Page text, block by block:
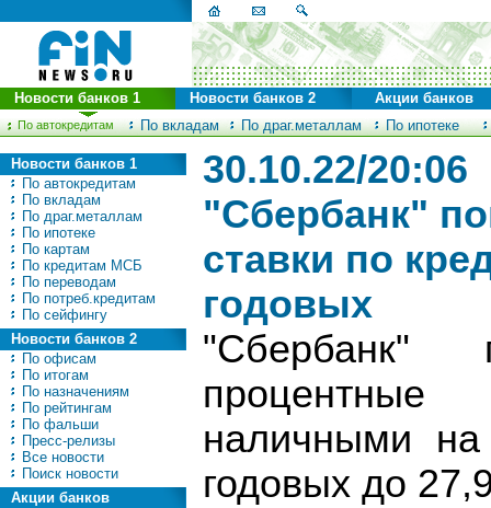
По автокредитам По вкладам По драг.металлам По ипотеке
Новости банков 1 Новости банков 2 Акции банков
Новости банков 1
По автокредитам
По вкладам
По драг.металлам
По ипотеке
По картам
По кредитам МСБ
По переводам
По потреб.кредитам
По сейфингу
Новости банков 2
По офисам
По итогам
По назначениям
По рейтингам
По фальши
Пресс-релизы
Все новости
Поиск новости
Акции банков
30.10.22/20:06
"Сбербанк"
ставки по
годовых
"Сбербанк"
наличными
годовых до